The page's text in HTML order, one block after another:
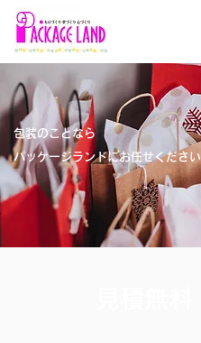
包装のことなら
パッケージランドにお任せください